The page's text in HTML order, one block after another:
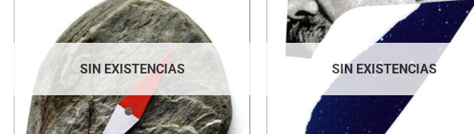
SIN EXISTENCIAS SIN EXISTENCIAS